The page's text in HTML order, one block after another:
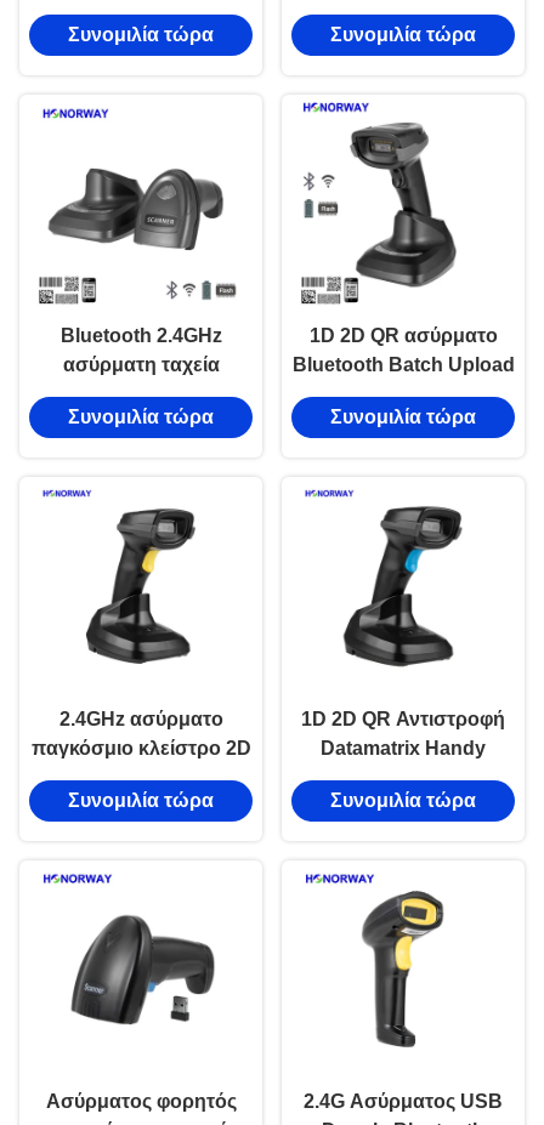
αναγνώστης
γραμμωτού κώδικα 1MP
Συνομιλία τώρα
Αναγνώστης γραμμικού
κώδικα Ασύρματο
φορητός σαρωτής
γραμμωτού κώδικα
Συνομιλία τώρα
Bluetooth 2.4GHz
ασύρματη ταχεία
μετάδοση 1D 2D
PDF417 χειροκίνητος
βάση φόρτισης
Συνομιλία τώρα
1D 2D QR ασύρματο
Bluetooth Batch Upload
Γρήγορη φόρτιση
Χονδρικός σαρωτής
για απογραφή
Συνομιλία τώρα
2.4GHz ασύρματο
παγκόσμιο κλείστρο 2D
χειροκίνητος σαρωτής
γραμμικού κώδικα με
Συνομιλία τώρα
1D 2D QR Αντιστροφή
Datamatrix Handy
Barcode Reader
Bluetooth Ασύρματος
Συνομιλία τώρα
Ασύρματος φορητός
2.4G Ασύρματος USB